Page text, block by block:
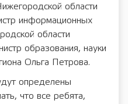
области
информационных
области
образования, науки
Ольга Петрова.
определены
что все ребята,